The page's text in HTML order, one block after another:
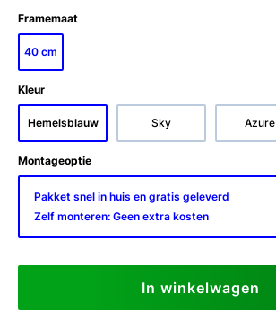
Framemaat
40 cm
Kleur
Hemelsblauw Sky Azure
Montageoptie
Pakket snel in huis en gratis geleverd
Zelf monteren: Geen extra kosten
In winkelwagen